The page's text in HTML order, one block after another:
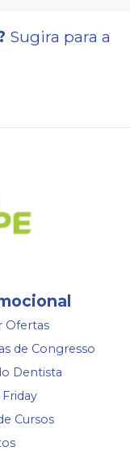
Sugira para a
Ofertas
de Congresso
Dentista
Cursos